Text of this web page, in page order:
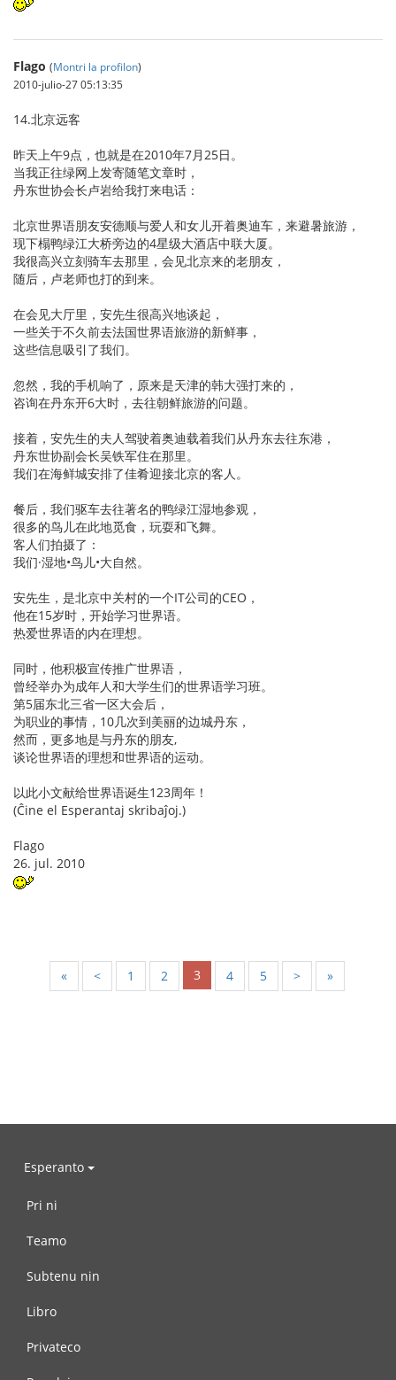
Flago (Montri la profilon)
2010-julio-27 05:13:35
14.北京远客
昨天上午9点，也就是在2010年7月25日。
当我正往绿网上发寄随笔文章时，
丹东世协会长卢岩给我打来电话：
北京世界语朋友安德顺与爱人和女儿开着奥迪车，来避暑旅游，
现下榻鸭绿江大桥旁边的4星级大酒店中联大厦。
我很高兴立刻骑车去那里，会见北京来的老朋友，
随后，卢老师也打的到来。
在会见大厅里，安先生很高兴地谈起，
一些关于不久前去法国世界语旅游的新鲜事，
这些信息吸引了我们。
忽然，我的手机响了，原来是天津的韩大强打来的，
咨询在丹东开6大时，去往朝鲜旅游的问题。
接着，安先生的夫人驾驶着奥迪载着我们从丹东去往东港，
丹东世协副会长吴铁军住在那里。
我们在海鲜城安排了佳肴迎接北京的客人。
餐后，我们驱车去往著名的鸭绿江湿地参观，
很多的鸟儿在此地觅食，玩耍和飞舞。
客人们拍摄了：
我们·湿地•鸟儿•大自然。
安先生，是北京中关村的一个IT公司的CEO，
他在15岁时，开始学习世界语。
热爱世界语的内在理想。
同时，他积极宣传推广世界语，
曾经举办为成年人和大学生们的世界语学习班。
第5届东北三省一区大会后，
为职业的事情，10几次到美丽的边城丹东，
然而，更多地是与丹东的朋友,
谈论世界语的理想和世界语的运动。
以此小文献给世界语诞生123周年！
(Ĉine el Esperantaj skribaĵoj.)
Flago
26. jul. 2010
« < 1 2 3 4 5 > »
Esperanto
Pri ni
Teamo
Subtenu nin
Libro
Privateco